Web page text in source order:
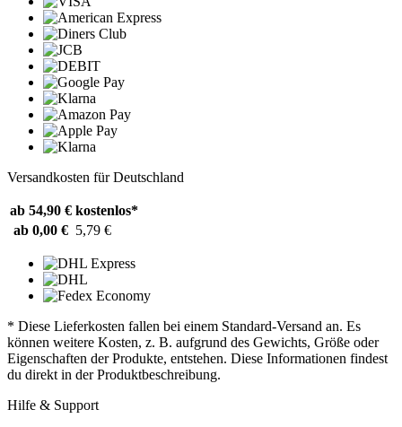
Versandkosten für Deutschland
ab 54,90 € kostenlos*
ab 0,00 € 5,79 €
* Diese Lieferkosten fallen bei einem Standard-Versand an. Es
können weitere Kosten, z. B. aufgrund des Gewichts, Größe oder
Eigenschaften der Produkte, entstehen. Diese Informationen findest
du direkt in der Produktbeschreibung.
Hilfe & Support